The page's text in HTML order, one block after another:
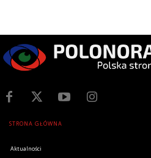
STRONA GŁÓWNA
Aktualności